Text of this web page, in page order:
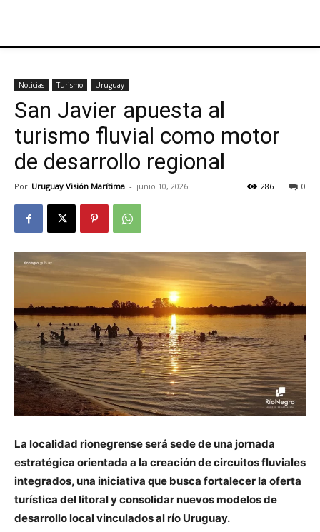
Noticias Turismo Uruguay
San Javier apuesta al
turismo fluvial como motor
de desarrollo regional
Por Uruguay Visión Marítima - junio 10, 2026 0
286
La localidad rionegrense será sede de una jornada
estratégica orientada a la creación de circuitos fluviales
integrados, una iniciativa que busca fortalecer la oferta
turística del litoral y consolidar nuevos modelos de
desarrollo local vinculados al río Uruguay.